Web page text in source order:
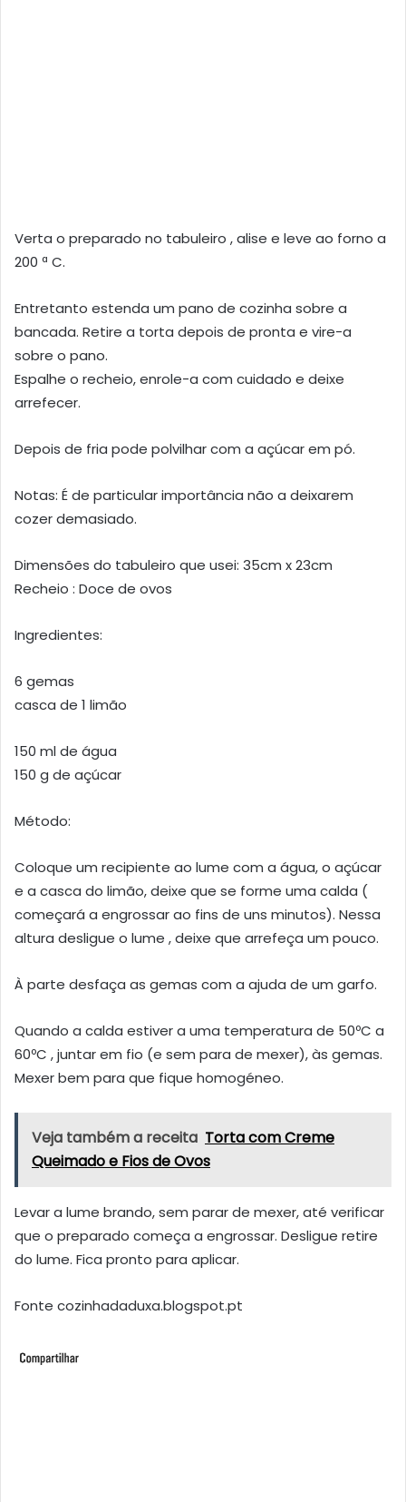
Verta o preparado no tabuleiro , alise e leve ao forno a
200 ª C.
Entretanto estenda um pano de cozinha sobre a
bancada. Retire a torta depois de pronta e vire-a
sobre o pano.
Espalhe o recheio, enrole-a com cuidado e deixe
arrefecer.
Depois de fria pode polvilhar com a açúcar em pó.
Notas: É de particular importância não a deixarem
cozer demasiado.
Dimensões do tabuleiro que usei: 35cm x 23cm
Recheio : Doce de ovos
Ingredientes:
6 gemas
casca de 1 limão
150 ml de água
150 g de açúcar
Método:
Coloque um recipiente ao lume com a água, o açúcar
e a casca do limão, deixe que se forme uma calda (
começará a engrossar ao fins de uns minutos). Nessa
altura desligue o lume , deixe que arrefeça um pouco.
À parte desfaça as gemas com a ajuda de um garfo.
Quando a calda estiver a uma temperatura de 50ºC a
60ºC , juntar em fio (e sem para de mexer), às gemas.
Mexer bem para que fique homogéneo.
Veja também a receita Torta com Creme
Queimado e Fios de Ovos
Levar a lume brando, sem parar de mexer, até verificar
que o preparado começa a engrossar. Desligue retire
do lume. Fica pronto para aplicar.
Fonte cozinhadaduxa.blogspot.pt